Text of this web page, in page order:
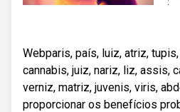
Webparis, país, luiz, atriz,
cannabis, juiz, nariz, liz, assis,
verniz, matriz, juvenis, viris,
proporcionar os benefícios